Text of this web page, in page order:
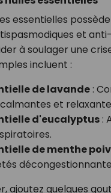
essentielles
et
à soulager une
incluent :
de lavande:
et
d'eucalyptus:
de menthe
ajoutez quelques